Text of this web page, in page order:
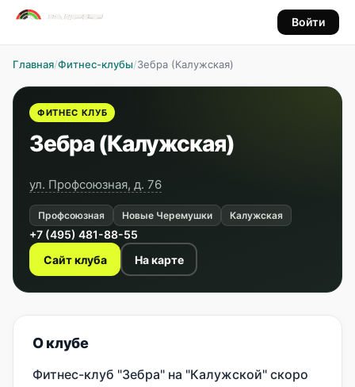
Войти
Главная/Фитнес-клубы/Зебра (Калужская)
ФИТНЕС КЛУБ
Зебра (Калужская)
ул. Профсоюзная, д. 76
Профсоюзная Новые Черемушки Калужская
+7 (495) 481-88-55
Сайт клуба
На карте
О клубе
Фитнес-клуб "Зебра" на "Калужской" скоро